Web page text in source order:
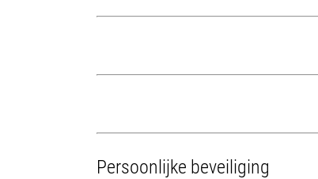
Persoonlijke beveiliging